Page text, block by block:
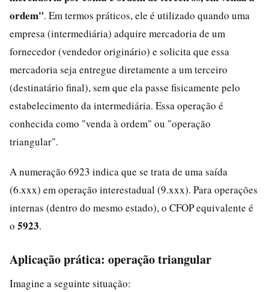
ordem". Em termos práticos, ele é utilizado quando uma
empresa (intermediária) adquire mercadoria de um
fornecedor (vendedor originário) e solicita que essa
mercadoria seja entregue diretamente a um terceiro
(destinatário final), sem que ela passe fisicamente pelo
estabelecimento da intermediária. Essa operação é
conhecida como "venda à ordem" ou "operação
triangular".
A numeração 6923 indica que se trata de uma saída
(6.xxx) em operação interestadual (9.xxx). Para operações
internas (dentro do mesmo estado), o CFOP equivalente é
o 5923.
Aplicação prática: operação triangular
Imagine a seguinte situação: